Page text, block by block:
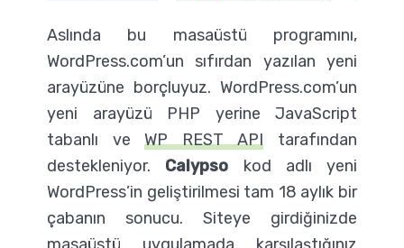
Aslında bu masaüstü programını,
WordPress.com’un sıfırdan yazılan yeni
arayüzüne borçluyuz. WordPress.com’un
yeni arayüzü PHP yerine JavaScript
tabanlı veWP REST API tarafından
destekleniyor. Calypso kod adlı yeni
WordPress’in geliştirilmesi tam 18 aylık bir
çabanın sonucu. Siteye girdiğinizde